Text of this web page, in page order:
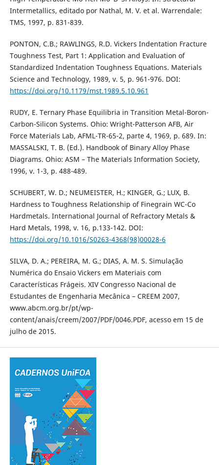
Intermetallics, editado por Nathal, M. V. et al. Warrendale:
TMS, 1997, p. 831-839.
PONTON, C.B.; RAWLINGS, R.D. Vickers Indentation Fracture
Toughness Test, Part 1: Application and Evaluation of
Standardized Indentation Toughness Equations. Materials
Science and Technology, 1989, v. 5, p. 961-976. DOI:
https://doi.org/10.1179/mst.1989.5.10.961
RUDY, E. Ternary Phase Equilibria in Transition Metal-Boron-
Carbon-Silicon Systems. Ohio: Wright-Patterson AFB, Air
Force Materials Lab, AFML-TR-65-2, parte 4, 1969, p. 689. In:
MASSALSKI, T. B. (Ed.). Handbook of Binary Alloy Phase
Diagrams. Ohio: ASM – The Materials Information Society,
1996, v. 1-3, p. 488-489.
SCHUBERT, W. D.; NEUMEISTER, H.; KINGER, G.; LUX, B.
Hardness to Toughness Relationship of Finegrain WC-Co
Hardmetals. International Journal of Refractory Metals &
Hard Metals, 1998, v. 16, p.133-142. DOI:
https://doi.org/10.1016/S0263-4368(98)00028-6
SILVA, D. A.; PEREIRA, M. G.; DIAS, A. M. S. Simulação
Numérica do Ensaio Vickers em Materiais com
Características Frágeis. XIV Congresso Nacional de
Estudantes de Engenharia Mecânica – CREEM 2007,
www.abcm.org.br/pt/wp-
content/anais/creem/2007/PDF/0046.PDF, acesso em 15 de
julho de 2015.